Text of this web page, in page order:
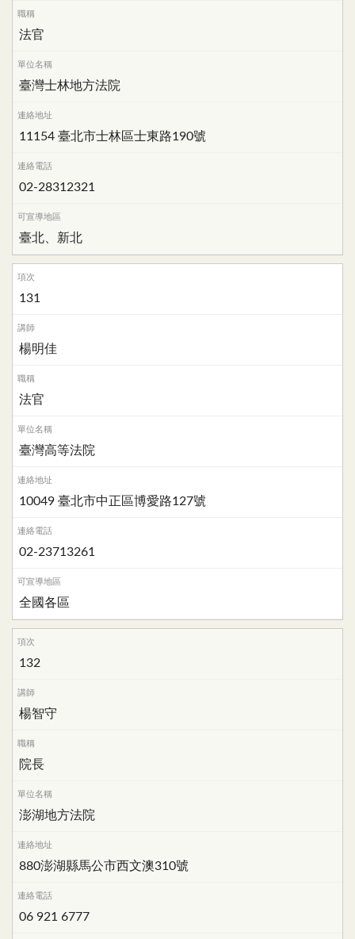
法官
臺灣士林地方法院
11154 臺北市士林區士東路190號
02-28312321
臺北、新北
131
楊明佳
法官
臺灣高等法院
10049 臺北市中正區博愛路127號
02-23713261
全國各區
132
楊智守
院長
澎湖地方法院
880澎湖縣馬公市西文澳310號
06 921 6777